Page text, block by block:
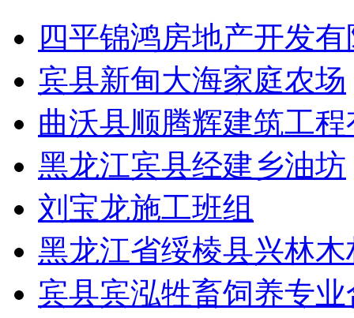
四平锦鸿房地产开发
宾县新甸大海家庭农场
曲沃县顺腾辉建筑工
黑龙江宾县经建乡油坊
刘宝龙施工班组
黑龙江省绥棱县兴林
宾县宾泓牲畜饲养专